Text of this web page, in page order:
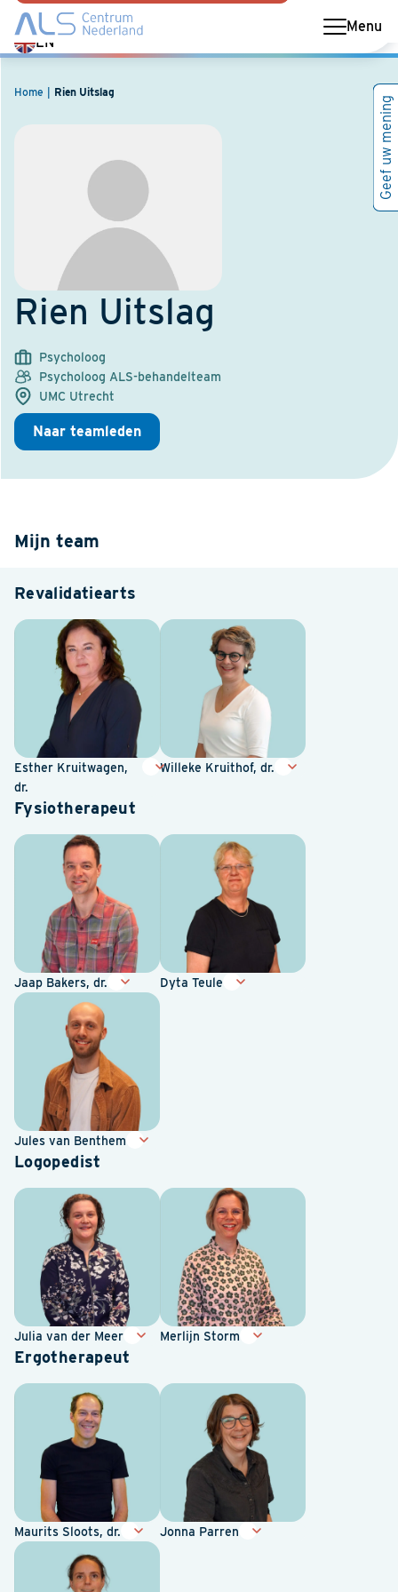
Menu
EN
Switch
language
to
Home Rien Uitslag
Rien Uitslag
Psycholoog
Psycholoog ALS-behandelteam
UMC Utrecht
Naar teamleden
Mijn team
Revalidatiearts
Esther Kruitwagen,
dr.
Willeke Kruithof, dr.
Fysiotherapeut
Jaap Bakers, dr. Dyta Teule
Jules van Benthem
Logopedist
Julia van der Meer Merlijn Storm
Ergotherapeut
Maurits Sloots, dr. Jonna Parren
Geef uw mening